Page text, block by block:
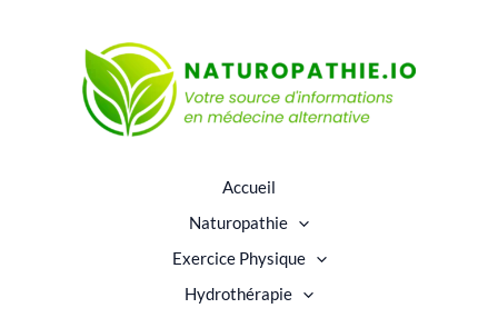
Accueil
Naturopathie
Exercice Physique
Hydrothérapie